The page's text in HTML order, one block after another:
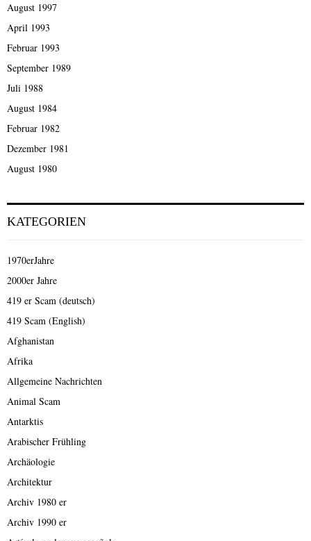
August 1997
April 1993
Februar 1993
September 1989
Juli 1988
August 1984
Februar 1982
Dezember 1981
August 1980
KATEGORIEN
1970erJahre
2000er Jahre
419 er Scam (deutsch)
419 Scam (English)
Afghanistan
Afrika
Allgemeine Nachrichten
Animal Scam
Antarktis
Arabischer Frühling
Archäologie
Architektur
Archiv 1980 er
Archiv 1990 er